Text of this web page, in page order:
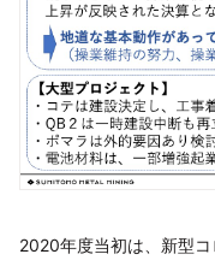
2020年度当初は、新型